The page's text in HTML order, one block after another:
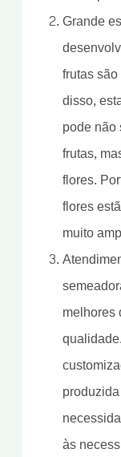
Grande
frutas
disso,
pode
frutas,
flores.
flores
muito
melhores
às